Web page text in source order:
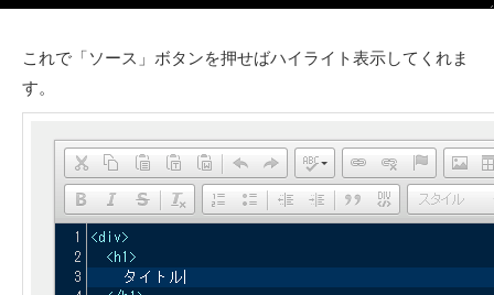
これで「ソース」ボタンを押せばハイライト表示してくれま
す。